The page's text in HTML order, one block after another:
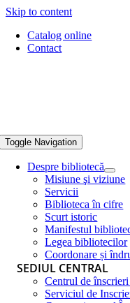
Skip to content
Catalog online
Contact
Toggle Navigation
Despre bibliotecă
Misiune şi viziune
Servicii
Biblioteca în cifre
Scurt istoric
Manifestul
Legea bibliotecilor
Coordonare și
SEDIUL CENTRAL
Centrul de
Serviciul de